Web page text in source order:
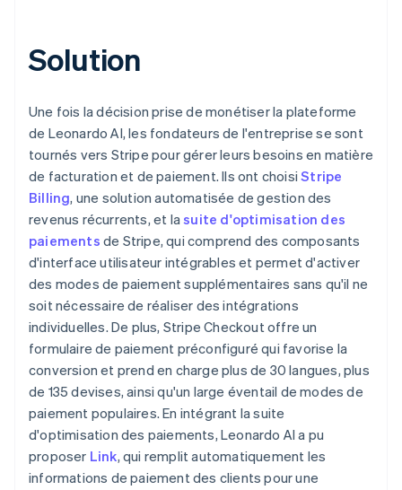
Solution
Une fois la décision prise de monétiser la plateforme
de Leonardo AI, les fondateurs de l'entreprise se sont
tournés vers Stripe pour gérer leurs besoins en matière
de facturation et de paiement. Ils ont choisiStripe
Billing, une solution automatisée de gestion des
revenus récurrents, et lasuite d'optimisation des
paiements de Stripe, qui comprend des composants
d'interface utilisateur intégrables et permet d'activer
des modes de paiement supplémentaires sans qu'il ne
soit nécessaire de réaliser des intégrations
individuelles. De plus, Stripe Checkout offre un
formulaire de paiement préconfiguré qui favorise la
conversion et prend en charge plus de 30 langues, plus
de 135 devises, ainsi qu'un large éventail de modes de
paiement populaires. En intégrant la suite
d'optimisation des paiements, Leonardo AI a pu
proposer Link, qui remplit automatiquement les
informations de paiement des clients pour une